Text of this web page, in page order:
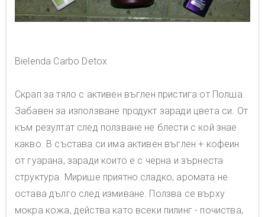
Bielenda Carbo Detox
Скрап за тяло с активен въглен пристига от Полша.
Забавен за използване продукт заради цвета си. От
към резултат след ползване не блести с кой знае
какво. В състава си има активен въглен + кофеин
от гуарана, заради които е с черна и зърнеста
структура. Мирише приятно сладко, аромата не
остава дълго след измиване. Ползва се върху
мокра кожа, действа като всеки пилинг - почиства,